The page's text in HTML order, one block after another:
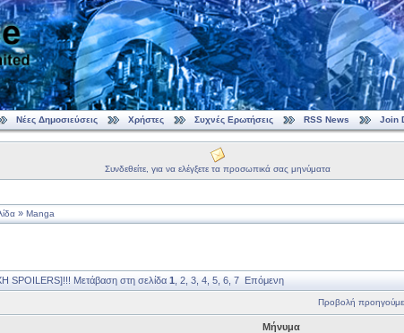
Νέες Δημοσιεύσεις Χρήστες Συχνές Ερωτήσεις RSS News Join
Συνδεθείτε, για να ελέγξετε τα προσωπικά σας μηνύματα
» Manga
SPOILERS]!!! Μετάβαση στη σελίδα 1, 2, 3, 4, 5, 6, 7 Επόμενη
Προβολή
Μήνυμα